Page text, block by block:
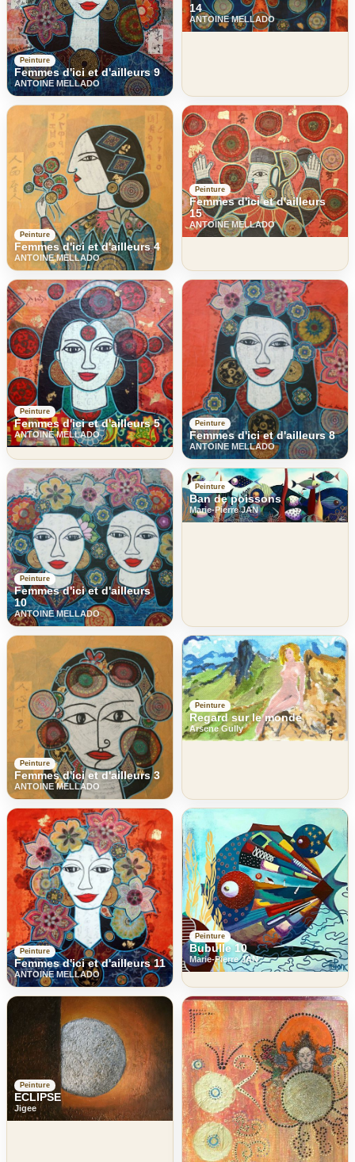
Peinture
Femmes d'ici et d'ailleurs 9
ANTOINE MELLADO
14
ANTOINE MELLADO
Peinture
Femmes d'ici et d'ailleurs 4
ANTOINE MELLADO
Peinture
Femmes d'ici et d'ailleurs
15
ANTOINE MELLADO
Peinture
Femmes d'ici et d'ailleurs 5
ANTOINE MELLADO
Peinture
Femmes d'ici et d'ailleurs 8
ANTOINE MELLADO
Peinture
Femmes d'ici et d'ailleurs
10
ANTOINE MELLADO
Peinture
Ban de poissons
Marie-Pierre JAN
Peinture
Femmes d'ici et d'ailleurs 3
ANTOINE MELLADO
Peinture
Regard sur le monde
Arsene Gully
Peinture
Femmes d'ici et d'ailleurs 11
ANTOINE MELLADO
Peinture
Bubulle 10
Marie-Pierre JAN
Peinture
ECLIPSE
Jigee